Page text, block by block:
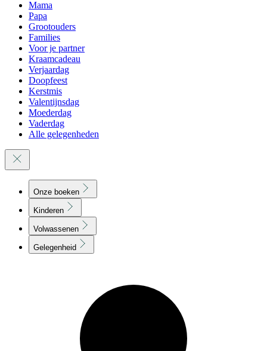
Mama
Papa
Grootouders
Families
Voor je partner
Kraamcadeau
Verjaardag
Doopfeest
Kerstmis
Valentijnsdag
Moederdag
Vaderdag
Alle gelegenheden
Onze boeken
Kinderen
Volwassenen
Gelegenheid